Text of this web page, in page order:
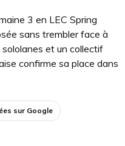
3 en LEC Spring
sans trembler face à
et un collectif
confirme sa place dans
sur Google